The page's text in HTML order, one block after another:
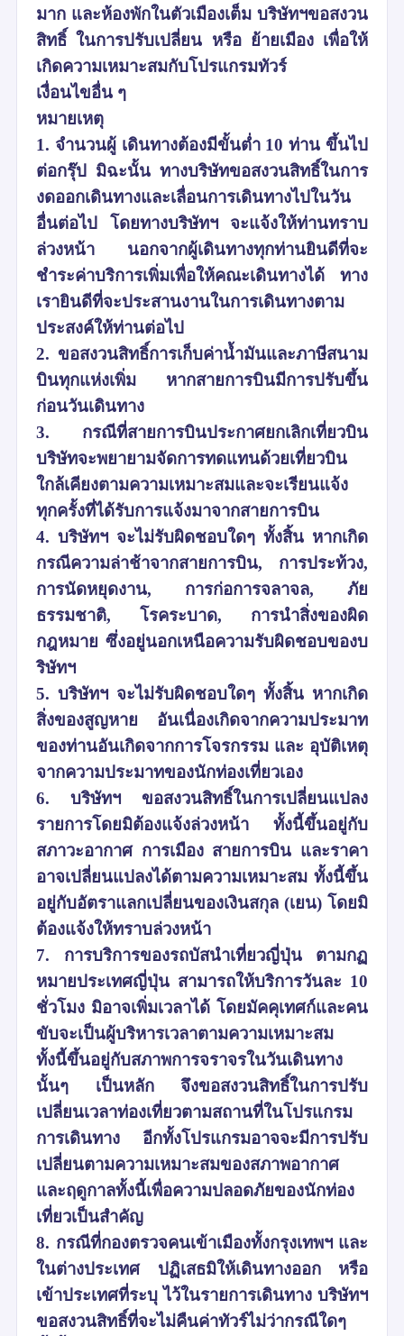
มาก และห้องพักในตัวเมืองเต็ม บริษัทฯขอสงวน
สิทธิ์ ในการปรับเปลี่ยน หรือ ย้ายเมือง เพื่อให้
เกิดความเหมาะสมกับโปรแกรมทัวร์
เงื่อนไขอื่น ๆ
หมายเหตุ
1. จำนวนผู้ เดินทางต้องมีขั้นต่ำ 10 ท่าน ขึ้นไป
ต่อกรุ๊ป มิฉะนั้น ทางบริษัทขอสงวนสิทธิ์ในการ
งดออกเดินทางและเลื่อนการเดินทางไปในวัน
อื่นต่อไป โดยทางบริษัทฯ จะแจ้งให้ท่านทราบ
ล่วงหน้า นอกจากผู้เดินทางทุกท่านยินดีที่จะ
ชำระค่าบริการเพิ่มเพื่อให้คณะเดินทางได้ ทาง
เรายินดีที่จะประสานงานในการเดินทางตาม
ประสงค์ให้ท่านต่อไป
2. ขอสงวนสิทธิ์การเก็บค่าน้ำมันและภาษีสนาม
บินทุกแห่งเพิ่ม หากสายการบินมีการปรับขึ้น
ก่อนวันเดินทาง
3. กรณีที่สายการบินประกาศยกเลิกเที่ยวบิน
บริษัทจะพยายามจัดการทดแทนด้วยเที่ยวบิน
ใกล้เคียงตามความเหมาะสมและจะเรียนแจ้ง
ทุกครั้งที่ได้รับการแจ้งมาจากสายการบิน
4. บริษัทฯ จะไม่รับผิดชอบใดๆ ทั้งสิ้น หากเกิด
กรณีความล่าช้าจากสายการบิน, การประท้วง,
การนัดหยุดงาน, การก่อการจลาจล, ภัย
ธรรมชาติ, โรคระบาด, การนำสิ่งของผิด
กฎหมาย ซึ่งอยู่นอกเหนือความรับผิดชอบของบ
ริษัทฯ
5. บริษัทฯ จะไม่รับผิดชอบใดๆ ทั้งสิ้น หากเกิด
สิ่งของสูญหาย อันเนื่องเกิดจากความประมาท
ของท่านอันเกิดจากการโจรกรรม และ อุบัติเหตุ
จากความประมาทของนักท่องเที่ยวเอง
6. บริษัทฯ ขอสงวนสิทธิ์ในการเปลี่ยนแปลง
รายการโดยมิต้องแจ้งล่วงหน้า ทั้งนี้ขึ้นอยู่กับ
สภาวะอากาศ การเมือง สายการบิน และราคา
อาจเปลี่ยนแปลงได้ตามความเหมาะสม ทั้งนี้ขึ้น
อยู่กับอัตราแลกเปลี่ยนของเงินสกุล (เยน) โดยมิ
ต้องแจ้งให้ทราบล่วงหน้า
7. การบริการของรถบัสนำเที่ยวญี่ปุ่น ตามกฏ
หมายประเทศญี่ปุ่น สามารถให้บริการวันละ 10
ชั่วโมง มิอาจเพิ่มเวลาได้ โดยมัคคุเทศก์และคน
ขับจะเป็นผู้บริหารเวลาตามความเหมาะสม
ทั้งนี้ขึ้นอยู่กับสภาพการจราจรในวันเดินทาง
นั้นๆ เป็นหลัก จึงขอสงวนสิทธิ์ในการปรับ
เปลี่ยนเวลาท่องเที่ยวตามสถานที่ในโปรแกรม
การเดินทาง อีกทั้งโปรแกรมอาจจะมีการปรับ
เปลี่ยนตามความเหมาะสมของสภาพอากาศ
และฤดูกาลทั้งนี้เพื่อความปลอดภัยของนักท่อง
เที่ยวเป็นสำคัญ
8. กรณีที่กองตรวจคนเข้าเมืองทั้งกรุงเทพฯ และ
ในต่างประเทศ ปฏิเสธมิให้เดินทางออก หรือ
เข้าประเทศที่ระบุ ไว้ในรายการเดินทาง บริษัทฯ
ขอสงวนสิทธิ์ที่จะไม่คืนค่าทัวร์ไม่ว่ากรณีใดๆ